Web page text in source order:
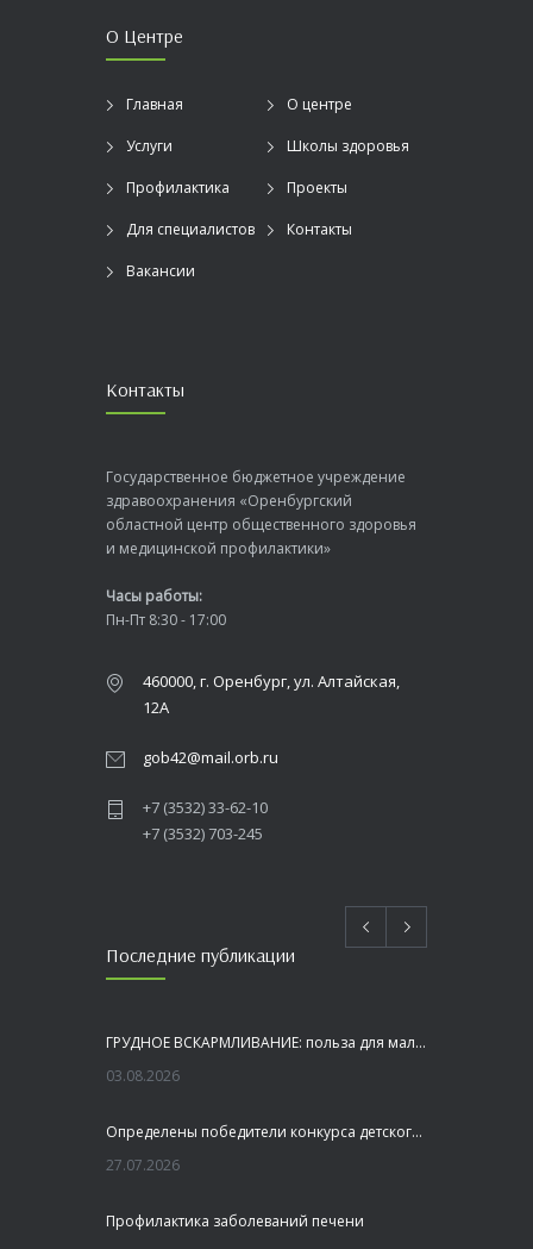
О Центре
Главная О центре
Услуги Школы здоровья
Профилактика Проекты
Для специалистов Контакты
Вакансии
Контакты
Государственное бюджетное учреждение
здравоохранения «Оренбургский
областной центр общественного здоровья
и медицинской профилактики»
Часы работы:
Пн-Пт 8:30 - 17:00
460000, г. Оренбург, ул. Алтайская,
12А
gob42@mail.orb.ru
+7 (3532) 33-62-10
+7 (3532) 703-245
Последние публикации
ГРУДНОЕ ВСКАРМЛИВАНИЕ: польза для малыша и мамы
03.08.2026
Определены победители конкурса детского рисунка «Я шагаю по Оренбуржью»
27.07.2026
Профилактика заболеваний печени